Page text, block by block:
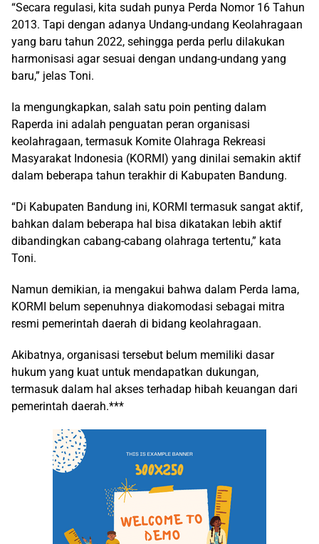
“Secara regulasi, kita sudah punya Perda Nomor 16 Tahun
2013. Tapi dengan adanya Undang-undang Keolahragaan
yang baru tahun 2022, sehingga perda perlu dilakukan
harmonisasi agar sesuai dengan undang-undang yang
baru,” jelas Toni.
Ia mengungkapkan, salah satu poin penting dalam
Raperda ini adalah penguatan peran organisasi
keolahragaan, termasuk Komite Olahraga Rekreasi
Masyarakat Indonesia (KORMI) yang dinilai semakin aktif
dalam beberapa tahun terakhir di Kabupaten Bandung.
“Di Kabupaten Bandung ini, KORMI termasuk sangat aktif,
bahkan dalam beberapa hal bisa dikatakan lebih aktif
dibandingkan cabang-cabang olahraga tertentu,” kata
Toni.
Namun demikian, ia mengakui bahwa dalam Perda lama,
KORMI belum sepenuhnya diakomodasi sebagai mitra
resmi pemerintah daerah di bidang keolahragaan.
Akibatnya, organisasi tersebut belum memiliki dasar
hukum yang kuat untuk mendapatkan dukungan,
termasuk dalam hal akses terhadap hibah keuangan dari
pemerintah daerah.***